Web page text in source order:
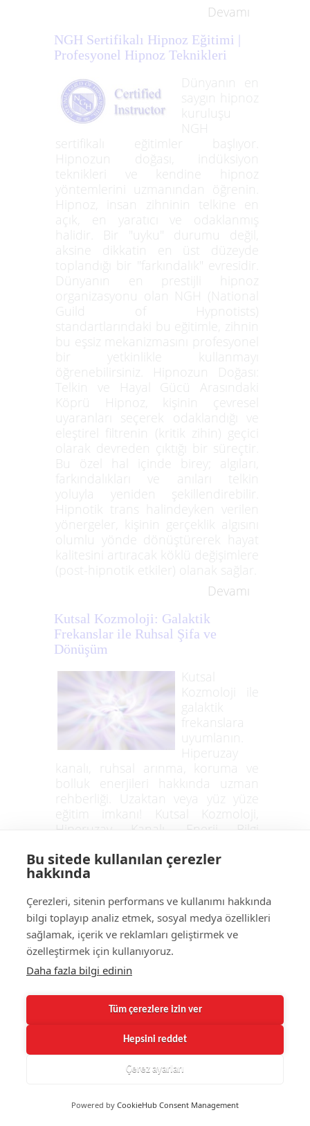
Devamı
NGH Sertifikalı Hipnoz Eğitimi |
Profesyonel Hipnoz Teknikleri
Dünyanın en
saygın hipnoz
kuruluşu
NGH
sertifikalı eğitimler başlıyor.
Hipnozun doğası, indüksiyon
teknikleri ve kendine hipnoz
yöntemlerini uzmanından öğrenin.
Hipnoz, insan zihninin telkine en
açık, en yaratıcı ve odaklanmış
halidir. Bir "uyku" durumu değil,
aksine dikkatin en üst düzeyde
toplandığı bir "farkındalık" evresidir.
Dünyanın en prestijli hipnoz
organizasyonu olan NGH (National
Guild of Hypnotists)
standartlarındaki bu eğitimle, zihnin
bu eşsiz mekanizmasını profesyonel
bir yetkinlikle kullanmayı
öğrenebilirsiniz. Hipnozun Doğası:
Telkin ve Hayal Gücü Arasındaki
Köprü Hipnoz, kişinin çevresel
uyaranları seçerek odaklandığı ve
eleştirel filtrenin (kritik zihin) geçici
olarak devreden çıktığı bir süreçtir.
Bu özel hal içinde birey; algıları,
farkındalıkları ve anıları telkin
yoluyla yeniden şekillendirebilir.
Hipnotik trans halindeyken verilen
yönergeler, kişinin gerçeklik algısını
olumlu yönde dönüştürerek hayat
kalitesini artıracak köklü değişimlere
(post-hipnotik etkiler) olanak sağlar.
Devamı
Kutsal Kozmoloji: Galaktik
Frekanslar ile Ruhsal Şifa ve
Dönüşüm
Kutsal
Kozmoloji ile
galaktik
frekanslara
uyumlanın.
Hiperuzay
kanalı, ruhsal arınma, koruma ve
bolluk enerjileri hakkında uzman
rehberliği. Uzaktan veya yüz yüze
eğitim imkanı! Kutsal Kozmoloji,
Hiperuzay Kanalı, Enerji Bilgi
Enerji Eğitimi. Kutsal Kozmoloji
sisteminin en dikkat çekici
(Hiperkozmik) Kanalı'dır. Bu kanalın
en büyük avantajı, hareket
halindeyken dahi aktif
edilebilmesidir. Kutsal Kozmoloji
Nedir? Enerji Bilgi Sisteminin Gücü
Kutsal Kozmoloji, sadece bir şifa
tekniği değil; kadim ezoterik
bilgilerle modern ruhsal sistemleri
sistemin en büyük farkı, zamanın
değişen şartlarına göre kendini
güncelleyebilmesidir. Yeni
ortaya çıktıkça, sistemdeki
Bu sitede kullanılan çerezler
hakkında
Çerezleri, sitenin performans ve kullanımı hakkında
bilgi toplayıp analiz etmek, sosyal medya özellikleri
sağlamak, içerik ve reklamları geliştirmek ve
özelleştirmek için kullanıyoruz.
Daha fazla bilgi edinin
Tüm çerezlere izin ver
Hepsini reddet
Çerez ayarları
Powered by CookieHub Consent Management